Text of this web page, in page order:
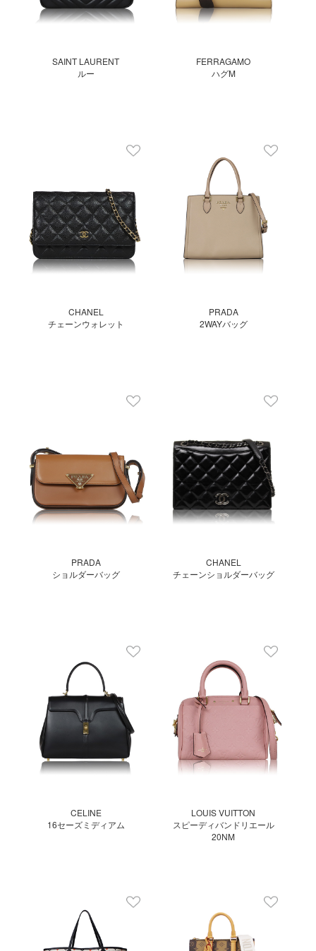
SAINT LAURENT
ルー
FERRAGAMO
ハグM
CHANEL
チェーンウォレット
PRADA
2WAYバッグ
PRADA
ショルダーバッグ
CHANEL
チェーンショルダーバッグ
CELINE
16セーズミディアム
LOUIS VUITTON
スピーディバンドリエール
20NM